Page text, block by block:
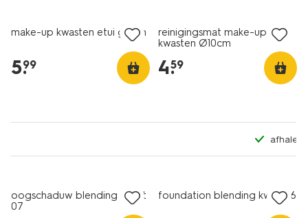
make-up kwasten etui groen
5.
99
reinigingsmat make-up
kwasten Ø10cm
4.
59
afhalen in 500+ HEMA
oogschaduw blending kwast
07
foundation blending kwast 16